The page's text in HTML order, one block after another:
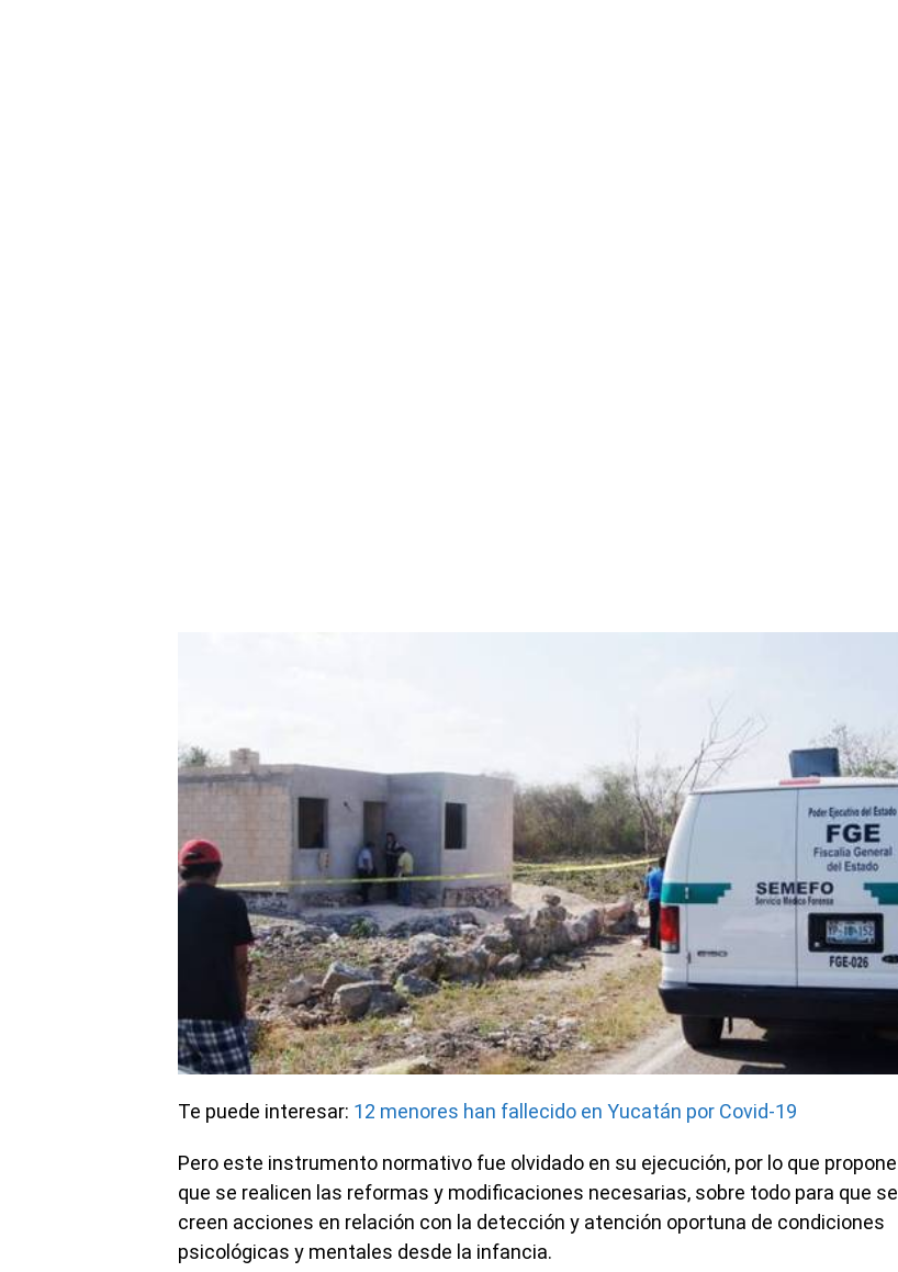
Te puede interesar: 12 menores han fallecido en Yucatán por Covid-19
Pero este instrumento normativo fue olvidado en su ejecución, por lo que propone
que se realicen las reformas y modificaciones necesarias, sobre todo para que se
creen acciones en relación con la detección y atención oportuna de condiciones
psicológicas y mentales desde la infancia.